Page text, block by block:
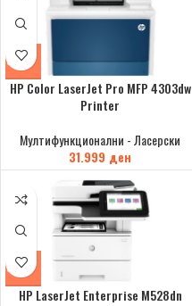
HP Color LaserJet Pro MFP 4303dw
Printer
Мултифункционални - Ласерски
31.999 ден
HP LaserJet Enterprise M528dn